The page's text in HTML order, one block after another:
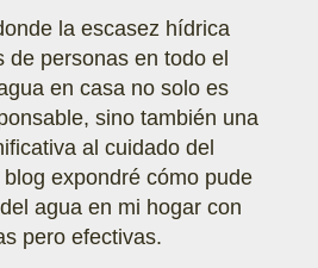
la escasez hídrica
de personas en todo el
en casa no solo es
sino también una
al cuidado del
expondré cómo pude
agua en mi hogar con
pero efectivas.